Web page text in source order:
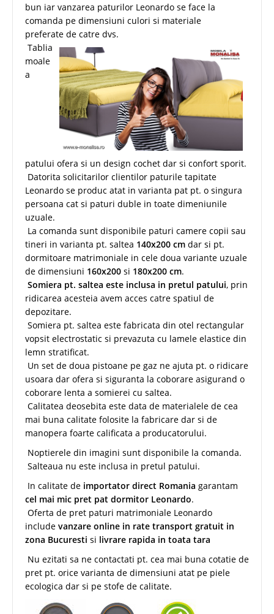
bun iar vanzarea paturilor Leonardo se face la
comanda pe dimensiuni culori si materiale
preferate de catre dvs.
Tablia
moale
a
patului ofera si un design cochet dar si confort sporit.
Datorita solicitarilor clientilor paturile tapitate
Leonardo se produc atat in varianta pat pt. o singura
persoana cat si paturi duble in toate dimeniunile
uzuale.
La comanda sunt disponibile paturi camere copii sau
tineri in varianta pt. saltea 140x200 cm dar si pt.
dormitoare matrimoniale in cele doua variante uzuale
de dimensiuni 160x200 si 180x200 cm.
Somiera pt. saltea este inclusa in pretul patului, prin
ridicarea acesteia avem acces catre spatiul de
depozitare.
Somiera pt. saltea este fabricata din otel rectangular
vopsit electrostatic si prevazuta cu lamele elastice din
lemn stratificat.
Un set de doua pistoane pe gaz ne ajuta pt. o ridicare
usoara dar ofera si siguranta la coborare asigurand o
coborare lenta a somierei cu saltea.
Calitatea deosebita este data de materialele de cea
mai buna calitate folosite la fabricare dar si de
manopera foarte calificata a producatorului.
Noptierele din imagini sunt disponibile la comanda.
Salteaua nu este inclusa in pretul patului.
In calitate de importator direct Romania garantam
cel mai mic pret pat dormitor Leonardo.
Oferta de pret paturi matrimoniale Leonardo
include vanzare online in rate transport gratuit in
zona Bucuresti si livrare rapida in toata tara
Nu ezitati sa ne contactati pt. cea mai buna cotatie de
pret pt. orice varianta de dimensiuni atat pe piele
ecologica dar si pe stofe de calitate.